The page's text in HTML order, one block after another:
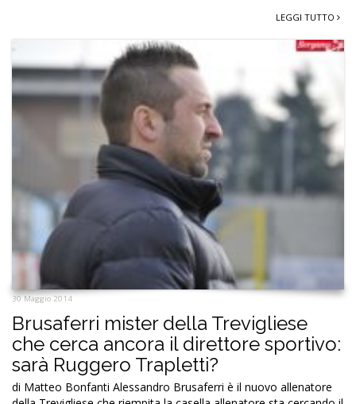
LEGGI TUTTO
30 Maggio 2014
Brusaferri mister della Trevigliese
che cerca ancora il direttore sportivo:
sarà Ruggero Trapletti?
di Matteo Bonfanti Alessandro Brusaferri è il nuovo allenatore